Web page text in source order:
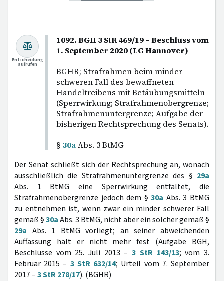
1092. BGH 3 StR 469/19 – Beschluss vom
1. September 2020 (LG Hannover)
BGHR; Strafrahmen beim minder
schweren Fall des bewaffneten
Handeltreibens mit Betäubungsmitteln
(Sperrwirkung; Strafrahmenobergrenze;
Strafrahmenuntergrenze; Aufgabe der
bisherigen Rechtsprechung des Senats).
§ 30aAbs. 3 BtMG
Entscheidung
aufrufen
Der Senat schließt sich der Rechtsprechung an, wonach
ausschließlich die Strafrahmenuntergrenze des § 29a
Abs. 1 BtMG eine Sperrwirkung entfaltet, die
Strafrahmenobergrenze jedoch dem §30a Abs. 3 BtMG
zu entnehmen ist, wenn zwar ein minder schwerer Fall
gemäß §30aAbs. 3 BtMG, nicht aber ein solcher gemäß §
29a Abs. 1 BtMG vorliegt; an seiner abweichenden
Auffassung hält er nicht mehr fest (Aufgabe BGH,
Beschlüsse vom 25. Juli 2013 –3 StR 143/13; vom 3.
Februar 2015 – 3 StR 632/14; Urteil vom 7. September
2017 –3 StR 278/17). (BGHR)